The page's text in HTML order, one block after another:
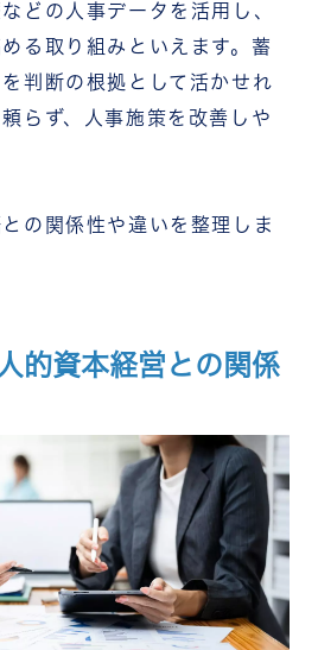
検証とPDCAを回す
ィクス導入時の注意点
化
令遵守
の確保
どの人事データを活用し、
る取り組みといえます。 蓄
判断の根拠として活かせれ
らず、人事施策を改善しや
の関係性や違いを整理しま
的資本経営との関係